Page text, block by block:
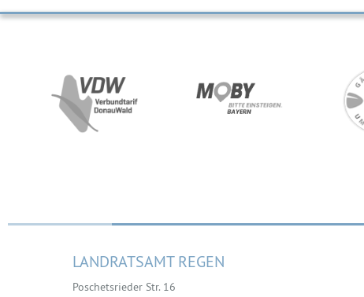
LANDRATSAMT REGEN
Poschetsrieder Str. 16